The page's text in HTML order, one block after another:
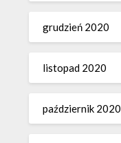
grudzień 2020
listopad 2020
październik 2020